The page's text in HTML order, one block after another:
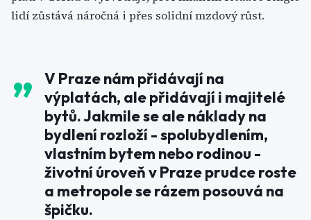
lidí zůstává náročná i přes solidní mzdový růst.
V Praze nám přidávají na
výplatách, ale přidávají i majitelé
bytů. Jakmile se ale náklady na
bydlení rozloží - spolubydlením,
vlastním bytem nebo rodinou -
životní úroveň v Praze prudce roste
a metropole se rázem posouvá na
špičku.